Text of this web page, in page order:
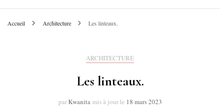
Accueil Architecture Les linteaux.
ARCHITECTURE
Les linteaux.
parKwanita mis à jour le 18 mars 2023